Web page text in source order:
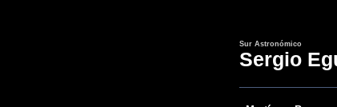
Sur Astronómico
Sergio